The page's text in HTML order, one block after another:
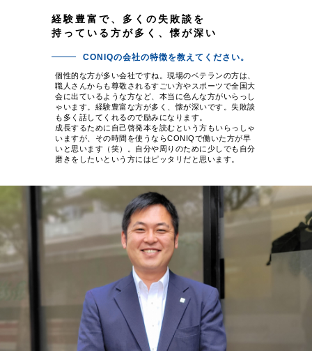
経験豊富で、多くの失敗談を
持っている方が多く、懐が深い
CONIQの会社の特徴を教えてください。
個性的な方が多い会社ですね。現場のベテランの方は、
職人さんからも尊敬されるすごい方やスポーツで全国大
会に出ているような方など、本当に色んな方がいらっし
ゃいます。経験豊富な方が多く、懐が深いです。失敗談
も多く話してくれるので励みになります。
成長するために自己啓発本を読むという方もいらっしゃ
いますが、その時間を使うならCONIQで働いた方が早
いと思います（笑）。自分や周りのために少しでも自分
磨きをしたいという方にはピッタリだと思います。